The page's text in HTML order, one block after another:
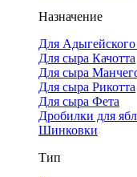
Назначение
Для
Для сыра Качотта
Для сыра
Для сыра Рикотта
Для сыра Фета
Дробилки для
Шинковки
Тип